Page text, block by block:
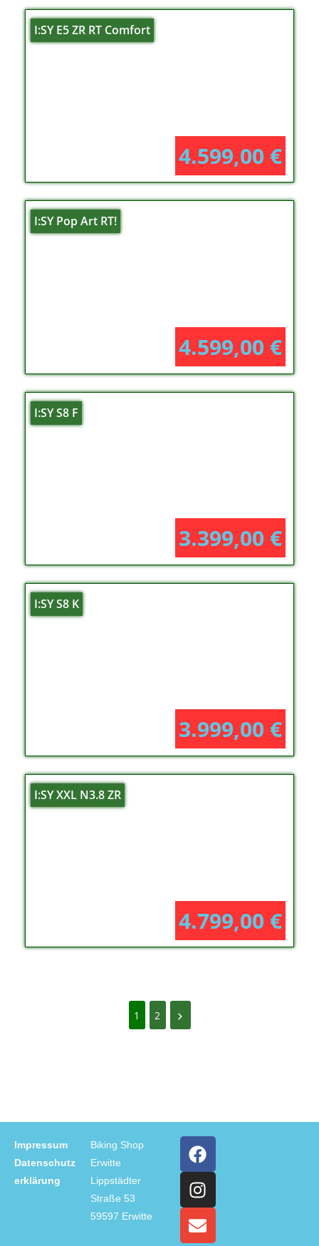
I:SY E5 ZR RT Comfort
4.599,00 €
I:SY Pop Art RT!
4.599,00 €
I:SY S8 F
3.399,00 €
I:SY S8 K
3.999,00 €
I:SY XXL N3.8 ZR
4.799,00 €
1 2
Impressum
Datenschutz
erklärung
Biking Shop
Erwitte
Lippstädter
Straße 53
59597 Erwitte